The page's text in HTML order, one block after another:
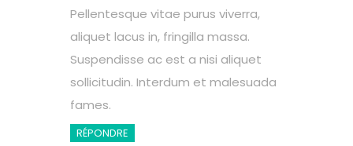
Pellentesque vitae purus viverra,
aliquet lacus in, fringilla massa.
Suspendisse ac est a nisi aliquet
sollicitudin. Interdum et malesuada
fames.
RÉPONDRE